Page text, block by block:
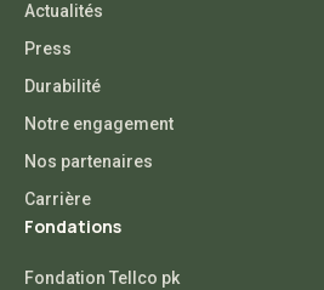
Actualités
Press
Durabilité
Notre engagement
Nos partenaires
Carrière
Fondations
Fondation Tellco pk